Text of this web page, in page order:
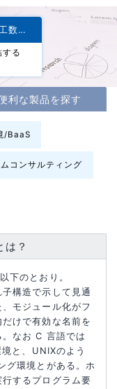
アプリケーション開発にかかるコストや工数をどう削減するか
る
利な製品を探す
/BaaS
コンサルティング
は？
下のとおり。
構造で示して見通
モジュール化がフ
けで有効な名前を
なお C 言語では
と、UNIXのよう
グ環境とがある。ホ
するプログラム要